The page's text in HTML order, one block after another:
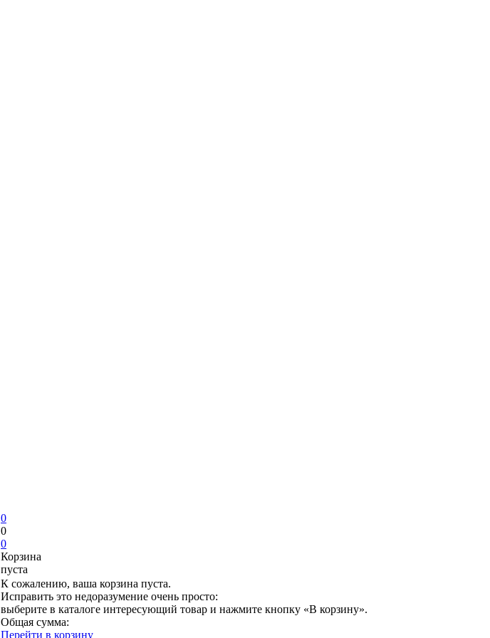
0
0
0
Корзина
пуста
К сожалению, ваша корзина пуста.
Исправить это недоразумение очень просто:
выберите в каталоге интересующий товар и нажмите кнопку «В корзину».
Общая сумма:
Перейти в корзину